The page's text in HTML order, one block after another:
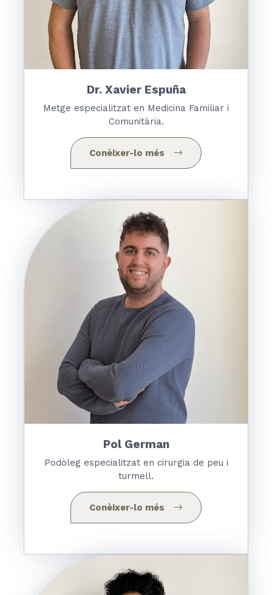
Dr. Xavier Espuña
Metge especialitzat en Medicina Familiar i
Comunitària.
Conèixer-lo més
Pol German
Podòleg especialitzat en cirurgia de peu i
turmell.
Conèixer-lo més